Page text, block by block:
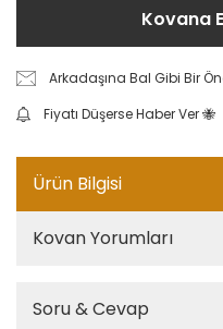
Kovana
Arkadaşına Bal Gibi Bir
Fiyatı Düşerse Haber Ver 🐝
Ürün Bilgisi
Kovan Yorumları
Soru & Cevap